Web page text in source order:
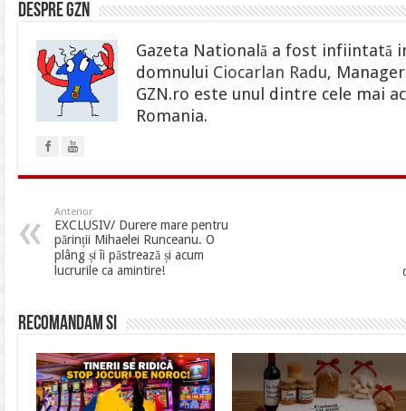
Despre gzn
Gazeta Natională a fost infiintată
domnului Ciocarlan Radu,
GZN.ro este unul dintre cele mai
Romania.
Anterior
EXCLUSIV/ Durere mare pentru
părinții Mihaelei Runceanu. O
plâng și îi păstrează și acum
lucrurile ca amintire!
Recomandam si